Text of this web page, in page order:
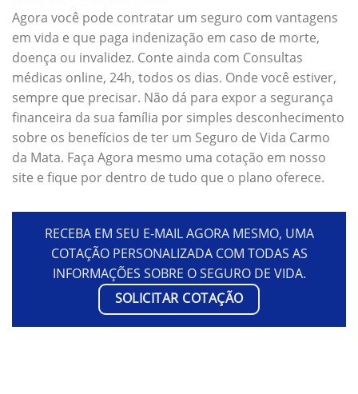
Agora você pode contratar um seguro com vantagens
em vida e que paga indenização em caso de morte,
doença ou invalidez. Conte ainda com Consultas
médicas online, 24h, todos os dias. Onde você estiver,
sempre que precisar. Não dá para expor a segurança
financeira da sua família por simples desconhecimento
sobre os benefícios de ter um Seguro de Vida Carmo
da Mata. Faça Agora mesmo uma cotação em nosso
site e fique por dentro de tudo que o plano oferece.
RECEBA EM SEU E-MAIL AGORA MESMO, UMA
COTAÇÃO PERSONALIZADA COM TODAS AS
INFORMAÇÕES SOBRE O SEGURO DE VIDA.
SOLICITAR COTAÇÃO